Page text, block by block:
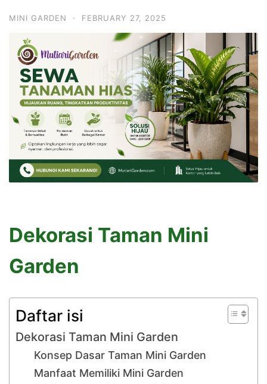
MINI GARDEN · FEBRUARY 27, 2025
Dekorasi Taman Mini
Garden
Daftar isi
Dekorasi Taman Mini Garden
Konsep Dasar Taman Mini Garden
Manfaat Memiliki Mini Garden